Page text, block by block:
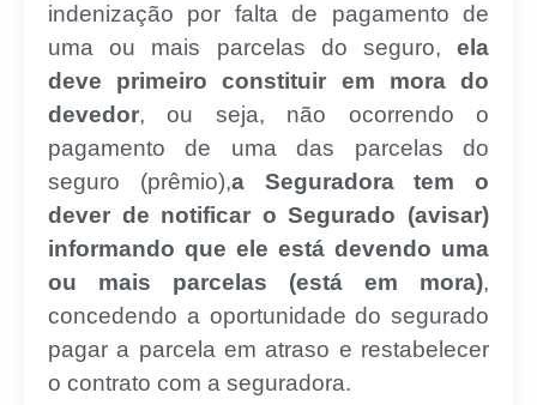
indenização por falta de pagamento de
uma ou mais parcelas do seguro, ela
deve primeiro constituir em mora do
devedor, ou seja, não ocorrendo o
pagamento de uma das parcelas do
seguro (prêmio),a Seguradora tem o
dever de notificar o Segurado (avisar)
informando que ele está devendo uma
ou mais parcelas (está em mora),
concedendo a oportunidade do segurado
pagar a parcela em atraso e restabelecer
o contrato com a seguradora.